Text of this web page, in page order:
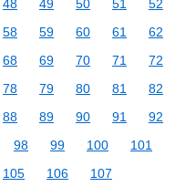
48 49 50 51
52
58 59 60 61
62
68 69 70 71
72
78 79 80 81
82
88 89 90 91
92
98 99 100
101
105 106 107